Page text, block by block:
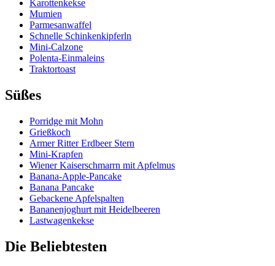
Karottenkekse
Mumien
Parmesanwaffel
Schnelle Schinkenkipferln
Mini-Calzone
Polenta-Einmaleins
Traktortoast
Süßes
Porridge mit Mohn
Grießkoch
Armer Ritter Erdbeer Stern
Mini-Krapfen
Wiener Kaiserschmarrn mit Apfelmus
Banana-Apple-Pancake
Banana Pancake
Gebackene Apfelspalten
Bananenjoghurt mit Heidelbeeren
Lastwagenkekse
Die Beliebtesten